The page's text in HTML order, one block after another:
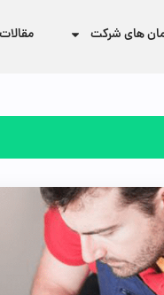
های شرکت مقالات